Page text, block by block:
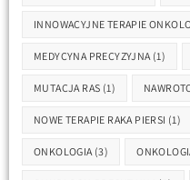
INNOWACYJNE TERAPIE
MEDYCYNA PRECYZYJNA (1)
MUTACJA RAS (1)
NOWE TERAPIE RAKA PIERSI (1)
ONKOLOGIA (3)